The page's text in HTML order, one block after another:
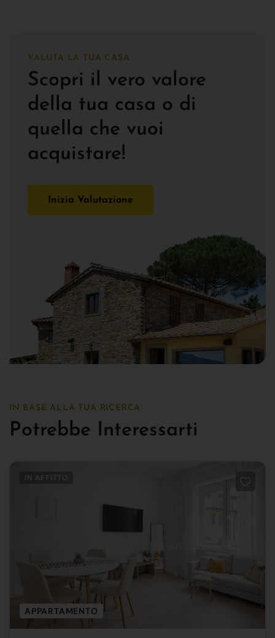
VALUTA LA TUA CASA
Scopri il vero valore
della tua casa o di
quella che vuoi
acquistare!
Inizia Valutazione
IN BASE ALLA TUA RICERCA
Potrebbe Interessarti
IN AFFITTO
APPARTAMENTO